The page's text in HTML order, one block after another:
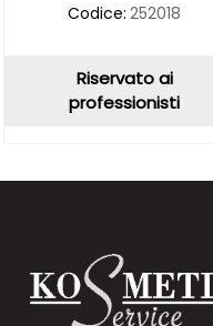
Codice: 252018
Riservato ai
professionisti